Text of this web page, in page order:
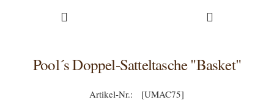
Pool´s Doppel-Satteltasche "Basket"
[UMAC75]